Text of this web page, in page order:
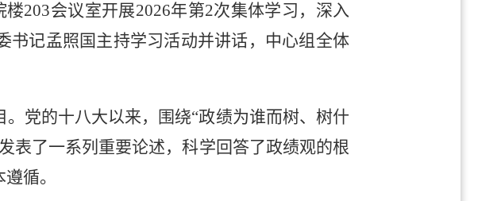
203会议室开展2026年第2次集体学习，深入
书记孟照国主持学习活动并讲话，中心组全体
党的十八大以来，围绕“政绩为谁而树、树什
表了一系列重要论述，科学回答了政绩观的根
循。